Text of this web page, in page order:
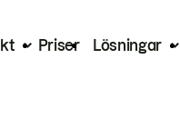
Priser Lösningar